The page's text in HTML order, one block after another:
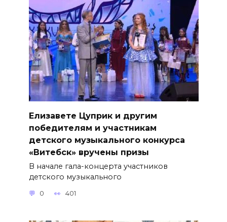
Елизавете Цуприк и другим
победителям и участникам
детского музыкального конкурса
«Витебск» вручены призы
В начале гала-концерта участников
детского музыкального
0 401